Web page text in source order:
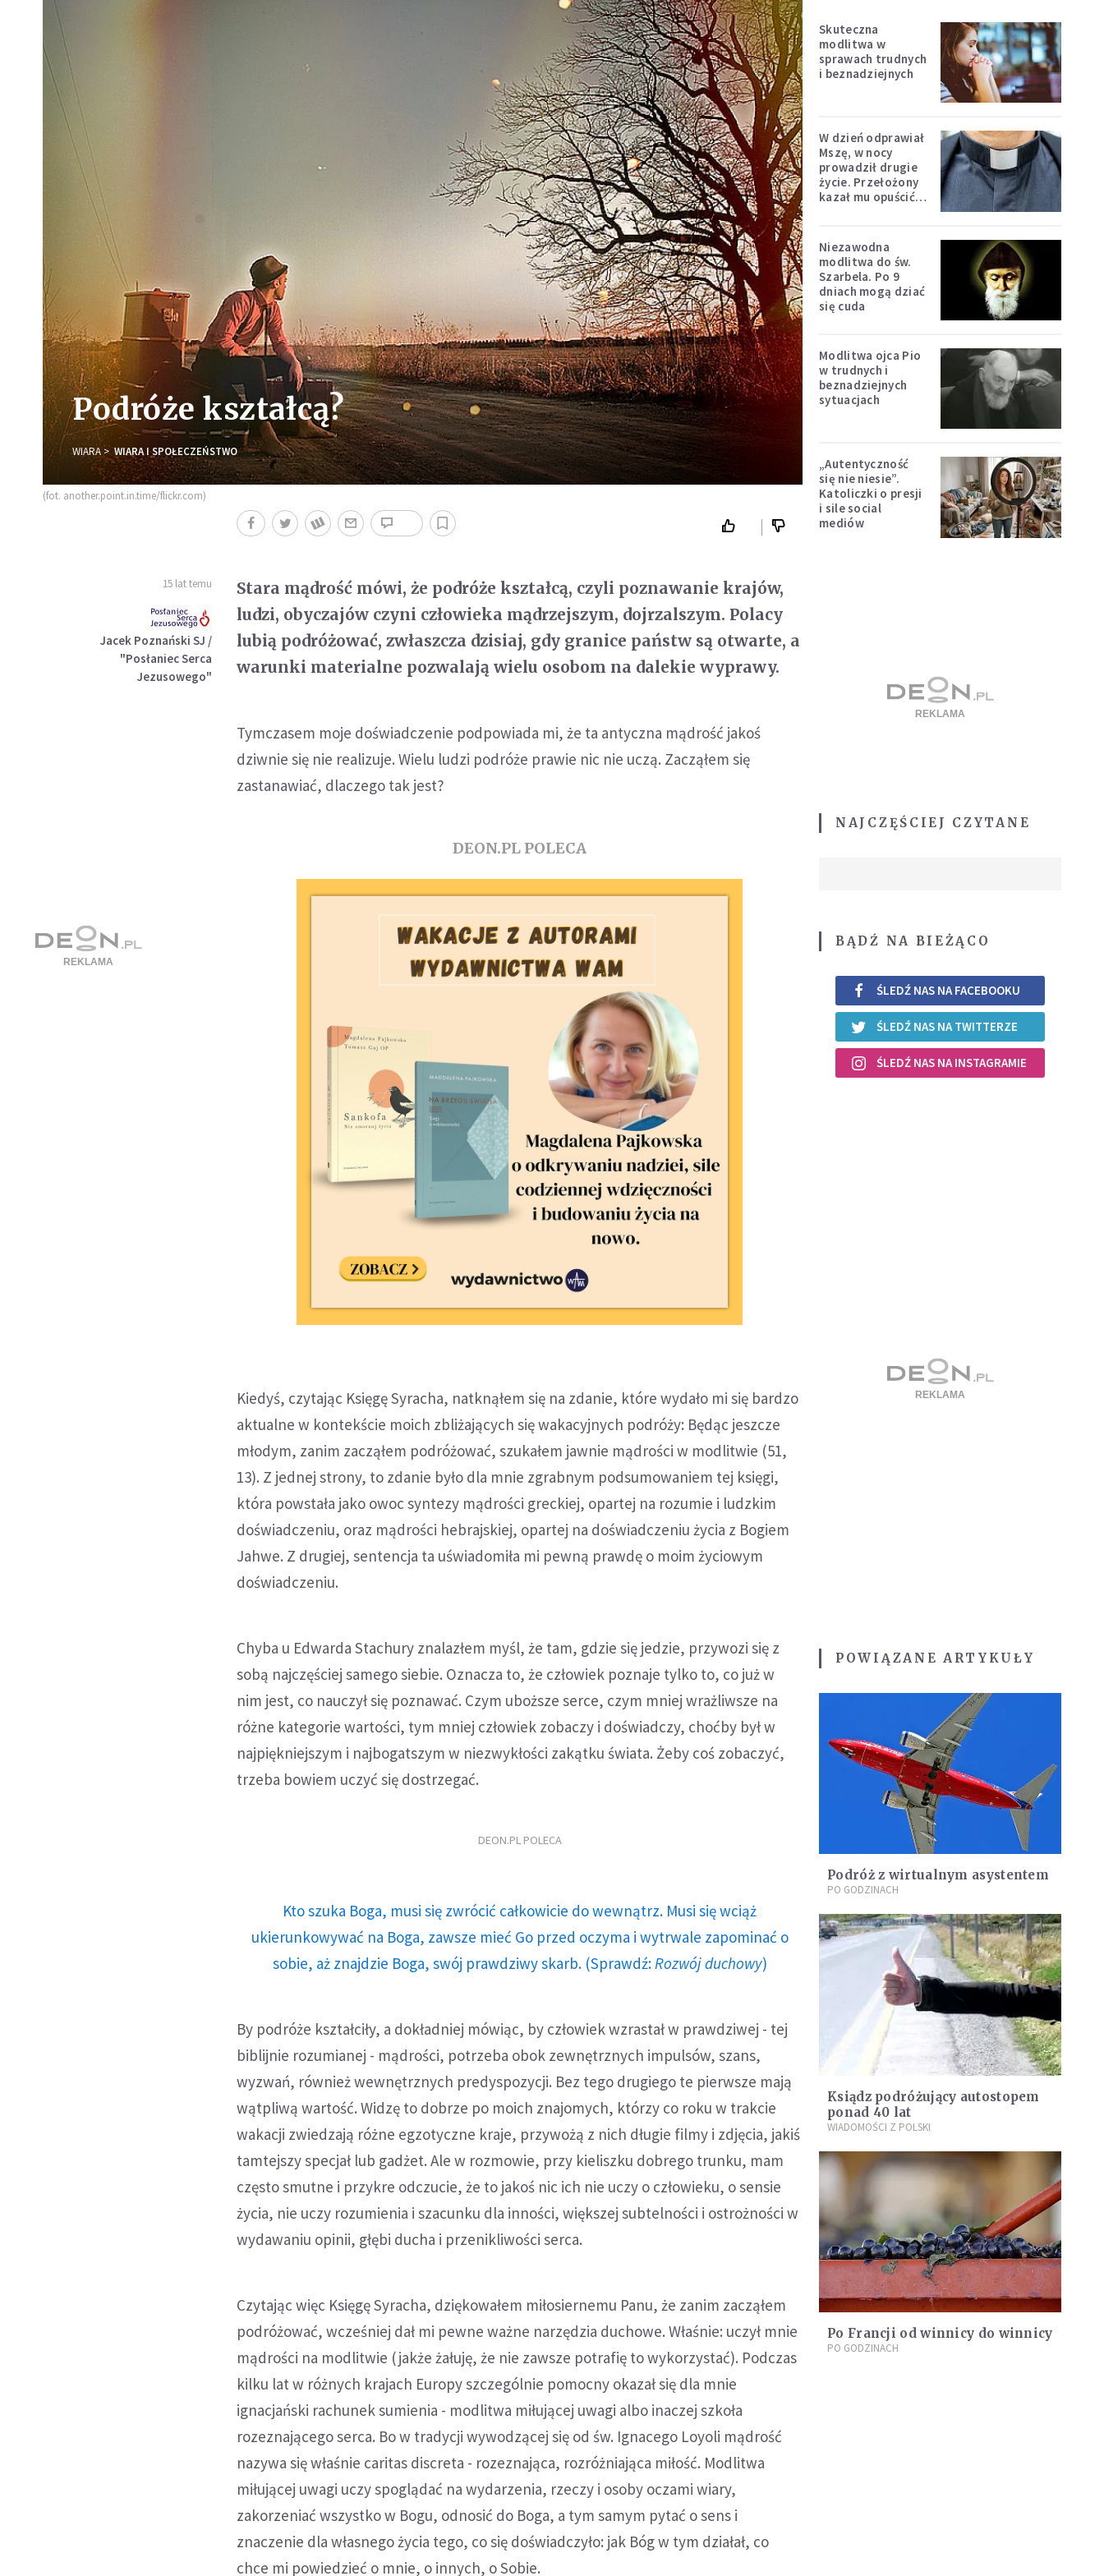
Podróże kształcą?
WIARA WIARA I SPOŁECZEŃSTWO
(fot. another.point.in.time/flickr.com)
15 lat temu
Jacek Poznański SJ /
"Posłaniec Serca
Jezusowego"
Stara mądrość mówi, że podróże kształcą, czyli poznawanie krajów,
ludzi, obyczajów czyni człowieka mądrzejszym, dojrzalszym. Polacy
lubią podróżować, zwłaszcza dzisiaj, gdy granice państw są otwarte, a
warunki materialne pozwalają wielu osobom na dalekie wyprawy.
Tymczasem moje doświadczenie podpowiada mi, że ta antyczna mądrość jakoś
dziwnie się nie realizuje. Wielu ludzi podróże prawie nic nie uczą. Zacząłem się
zastanawiać, dlaczego tak jest?
DEON.PL POLECA
Kiedyś, czytając Księgę Syracha, natknąłem się na zdanie, które wydało mi się bardzo
aktualne w kontekście moich zbliżających się wakacyjnych podróży: Będąc jeszcze
młodym, zanim zacząłem podróżować, szukałem jawnie mądrości w modlitwie (51,
13). Z jednej strony, to zdanie było dla mnie zgrabnym podsumowaniem tej księgi,
która powstała jako owoc syntezy mądrości greckiej, opartej na rozumie i ludzkim
doświadczeniu, oraz mądrości hebrajskiej, opartej na doświadczeniu życia z Bogiem
Jahwe. Z drugiej, sentencja ta uświadomiła mi pewną prawdę o moim życiowym
doświadczeniu.
Chyba u Edwarda Stachury znalazłem myśl, że tam, gdzie się jedzie, przywozi się z
sobą najczęściej samego siebie. Oznacza to, że człowiek poznaje tylko to, co już w
nim jest, co nauczył się poznawać. Czym uboższe serce, czym mniej wrażliwsze na
różne kategorie wartości, tym mniej człowiek zobaczy i doświadczy, choćby był w
najpiękniejszym i najbogatszym w niezwykłości zakątku świata. Żeby coś zobaczyć,
trzeba bowiem uczyć się dostrzegać.
DEON.PL POLECA
Kto szuka Boga, musi się zwrócić całkowicie do wewnątrz. Musi się wciąż
ukierunkowywać na Boga, zawsze mieć Go przed oczyma i wytrwale zapominać o
sobie, aż znajdzie Boga, swój prawdziwy skarb. (Sprawdź: Rozwój duchowy)
By podróże kształciły, a dokładniej mówiąc, by człowiek wzrastał w prawdziwej - tej
biblijnie rozumianej - mądrości, potrzeba obok zewnętrznych impulsów, szans,
wyzwań, również wewnętrznych predyspozycji. Bez tego drugiego te pierwsze mają
wątpliwą wartość. Widzę to dobrze po moich znajomych, którzy co roku w trakcie
wakacji zwiedzają różne egzotyczne kraje, przywożą z nich długie filmy i zdjęcia, jakiś
tamtejszy specjał lub gadżet. Ale w rozmowie, przy kieliszku dobrego trunku, mam
często smutne i przykre odczucie, że to jakoś nic ich nie uczy o człowieku, o sensie
życia, nie uczy rozumienia i szacunku dla inności, większej subtelności i ostrożności w
wydawaniu opinii, głębi ducha i przenikliwości serca.
Czytając więc Księgę Syracha, dziękowałem miłosiernemu Panu, że zanim zacząłem
podróżować, wcześniej dał mi pewne ważne narzędzia duchowe. Właśnie: uczył mnie
mądrości na modlitwie (jakże żałuję, że nie zawsze potrafię to wykorzystać). Podczas
kilku lat w różnych krajach Europy szczególnie pomocny okazał się dla mnie
ignacjański rachunek sumienia - modlitwa miłującej uwagi albo inaczej szkoła
rozeznającego serca. Bo w tradycji wywodzącej się od św. Ignacego Loyoli mądrość
nazywa się właśnie caritas discreta - rozeznająca, rozróżniająca miłość. Modlitwa
miłującej uwagi uczy spoglądać na wydarzenia, rzeczy i osoby oczami wiary,
zakorzeniać wszystko w Bogu, odnosić do Boga, a tym samym pytać o sens i
znaczenie dla własnego życia tego, co się doświadczyło: jak Bóg w tym działał, co
chce mi powiedzieć o mnie, o innych, o Sobie.
Skuteczna
modlitwa w
sprawach trudnych
i beznadziejnych
W dzień odprawiał
Mszę, w nocy
prowadził drugie
życie. Przełożony
kazał mu opuścić
Niezawodna
modlitwa do św.
Szarbela. Po 9
dniach mogą dziać
się cuda
Modlitwa ojca Pio
w trudnych i
beznadziejnych
sytuacjach
„Autentyczność
się nie niesie”.
Katoliczki o presji
i sile social
mediów
NAJCZĘŚCIEJ CZYTANE
BĄDŹ NA BIEŻĄCO
ŚLEDŹ NAS NA FACEBOOKU
ŚLEDŹ NAS NA TWITTERZE
ŚLEDŹ NAS NA INSTAGRAMIE
POWIĄZANE ARTYKUŁY
Podróż z wirtualnym asystentem
PO GODZINACH
Ksiądz podróżujący autostopem
ponad 40 lat
WIADOMOŚCI Z POLSKI
Po Francji od winnicy do winnicy
PO GODZINACH